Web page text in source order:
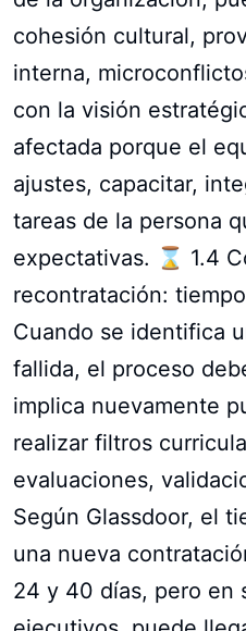
cohesión cultural,
interna,
con la visión
afectada porque el
ajustes, capacitar,
tareas de la persona
expectativas. ⌛ 1.4
recontratación:
Cuando se identifica
fallida, el proceso
implica nuevamente
realizar filtros
evaluaciones,
Según Glassdoor, el
una nueva
24 y 40 días, pero en